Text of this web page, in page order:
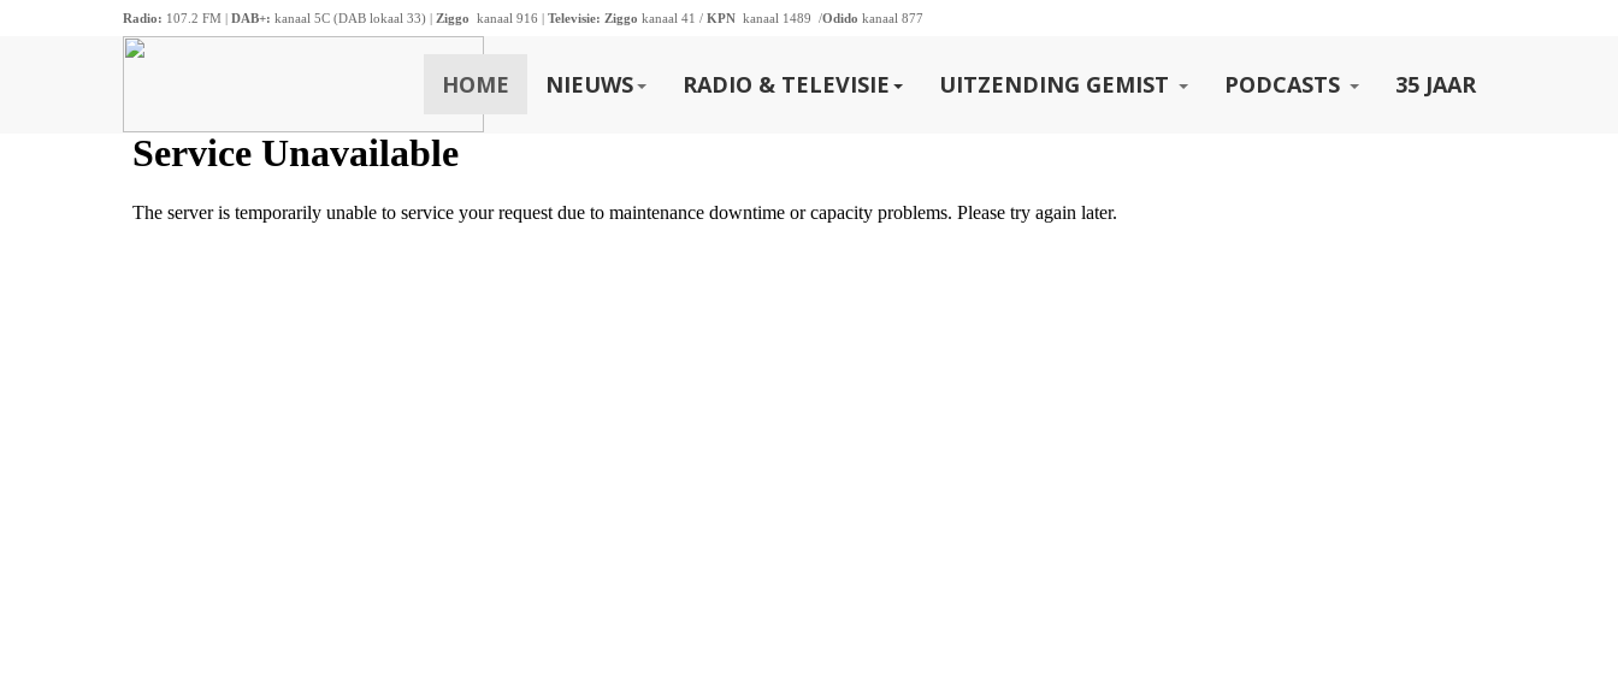
Radio: 107.2 FM | DAB+: kanaal 5C (DAB lokaal 33) | Ziggo kanaal 916 | Televisie: Ziggo kanaal 41 / KPN kanaal 1489 /Odido kanaal 877
HOME NIEUWS RADIO & TELEVISIE UITZENDING GEMIST PODCASTS 35 JAAR